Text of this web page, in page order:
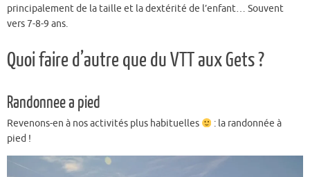
principalement de la taille et la dextérité de l’enfant… Souvent
vers 7-8-9 ans.
Quoi faire d’autre que du VTT aux Gets ?
Randonnee a pied
Revenons-en à nos activités plus habituelles
: la randonnée à
pied !